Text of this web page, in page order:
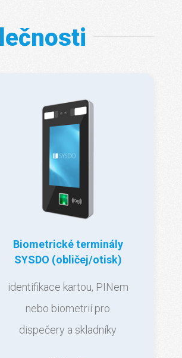
Biometrické terminály
SYSDO (obličej/otisk)
identifikace kartou, PINem
nebo biometrií pro
dispečery a skladníky